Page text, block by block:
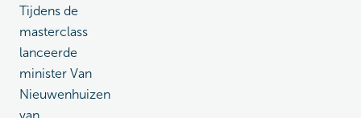
Tijdens de
masterclass
lanceerde
minister Van
Nieuwenhuizen